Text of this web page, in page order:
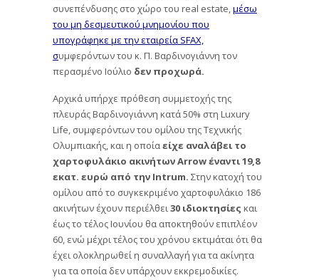
συνεπένδυσης στο χώρο του real estate,μέσω
του μη δεσμευτικού μνημονίου που
υπογράφηκε με την εταιρεία SFAX,
συμφερόντων του κ. Π. Βαρδινογιάννη τον
περασμένο Ιούλιο δεν προχωρά.
Αρχικά υπήρχε πρόθεση συμμετοχής της
πλευράς Βαρδινογιάννη κατά 50% στη Luxury
Life, συμφερόντων του ομίλου της Τεχνικής
Ολυμπιακής, και η οποίαείχε αναλάβει το
χαρτοφυλάκιο ακινήτων Arrow έναντι 19,8
εκατ. ευρώ από την Intrum. Στην κατοχή του
ομίλου από το συγκεκριμένο χαρτοφυλάκιο 186
ακινήτων έχουν περιέλθει 30 ιδιοκτησίες και
έως το τέλος Ιουνίου θα αποκτηθούν επιπλέον
60, ενώ μέχρι τέλος του χρόνου εκτιμάται ότι θα
έχει ολοκληρωθεί η συναλλαγή για τα ακίνητα
για τα οποία δεν υπάρχουν εκκρεμοδικίες.